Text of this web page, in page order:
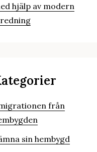
hjälp av modern
från
sin hembygd